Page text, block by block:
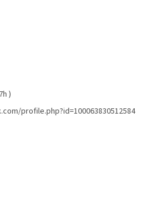
)
profile.php?id=100063830512584